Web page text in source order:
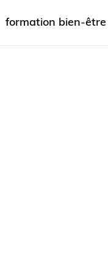
formation bien-être